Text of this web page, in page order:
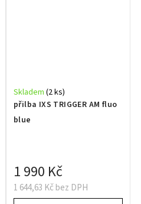
přilba IXS TRIGGER AM fluo
blue
Skladem (2 ks)
1 644,63 Kč bez DPH
1 990 Kč